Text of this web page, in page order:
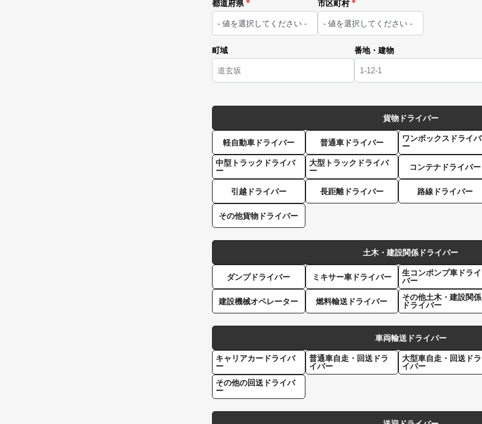
都道府県 市区町村
町域 番地・建物
貨物ドライバー
軽自動車ドライバー 普通車ドライバー
ワンボックスドライバ
ー
中型トラックドライバ
ー
大型トラックドライバ
ー
コンテナドライバー
引越ドライバー 長距離ドライバー 路線ドライバー
その他貨物ドライバー
土木・建設関係ドライバー
ダンプドライバー ミキサー車ドライバー
生コンポンプ車ドライ
バー
建設機械オペレーター 燃料輸送ドライバー
その他土木・建設関係
ドライバー
車両輸送ドライバー
キャリアカードライバ
ー
普通車自走・回送ドラ
イバー
大型車自走・回送ドラ
イバー
その他の回送ドライバ
ー